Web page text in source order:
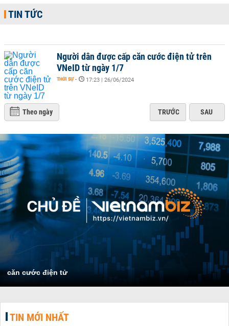
TIN TỨC
Người dân được cấp căn cước điện tử trên
VNeID từ ngày 1/7
THỜI SỰ - 17:23 | 26/06/2024
Theo ngày TRƯỚC SAU
căn cước điện tử
TIN MỚI NHẤT